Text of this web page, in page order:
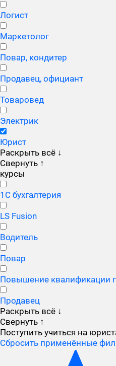
Логист
Маркетолог
Повар, кондитер
Продавец, официант
Товаровед
Электрик
Юрист
Раскрыть всё ↓
Свернуть ↑
курсы
1С бухгалтерия
LS Fusion
Водитель
Повар
Повышение квалификации
Продавец
Раскрыть всё ↓
Свернуть ↑
Поступить учиться на
Сбросить применённые